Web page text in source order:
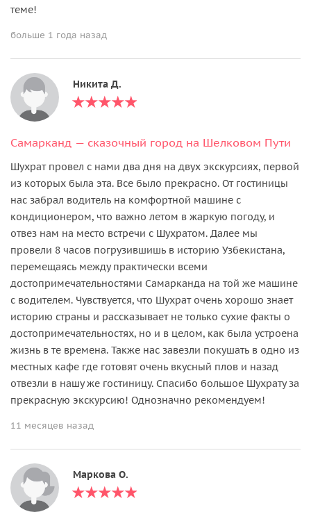
теме!
больше 1 года назад
Никита Д.
Самарканд — сказочный город на Шелковом Пути
Шухрат провел с нами два дня на двух экскурсиях, первой
из которых была эта. Все было прекрасно. От гостиницы
нас забрал водитель на комфортной машине с
кондиционером, что важно летом в жаркую погоду, и
отвез нам на место встречи с Шухратом. Далее мы
провели 8 часов погрузившишь в историю Узбекистана,
перемещаясь между практически всеми
достопримечательностями Самарканда на той же машине
с водителем. Чувствуется, что Шухрат очень хорошо знает
историю страны и рассказывает не только сухие факты о
достопримечательностях, но и в целом, как была устроена
жизнь в те времена. Также нас завезли покушать в одно из
местных кафе где готовят очень вкусный плов и назад
отвезли в нашу же гостиницу. Спасибо большое Шухрату за
прекрасную экскурсию! Однозначно рекомендуем!
11 месяцев назад
Маркова О.